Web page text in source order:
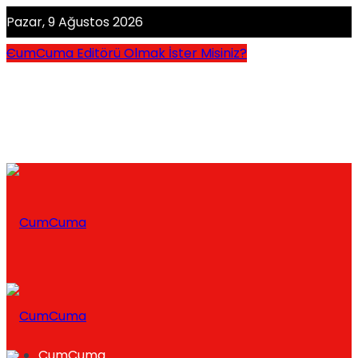
Pazar, 9 Ağustos 2026
CumCuma Editörü Olmak İster Misiniz?